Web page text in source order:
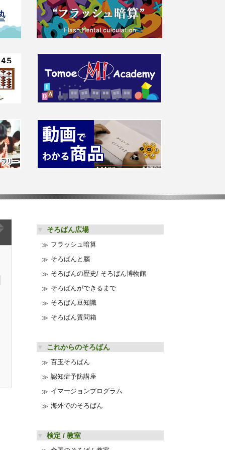
そろばん広場
フラッシュ暗算
そろばんと腦
そろばんの歴史/ そろばん博物館
そろばんができるまで
そろばん豆知識
そろばん質問箱
これからのそろばん
百玉そろばん
認知症予防講座
イマージョンプログラム
海外でのそろばん
検定 / 教室